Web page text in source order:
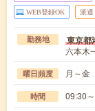
WEB登録OK 派遣
勤務地 東京都
六本木
曜日頻度 月～金
時間 09:30